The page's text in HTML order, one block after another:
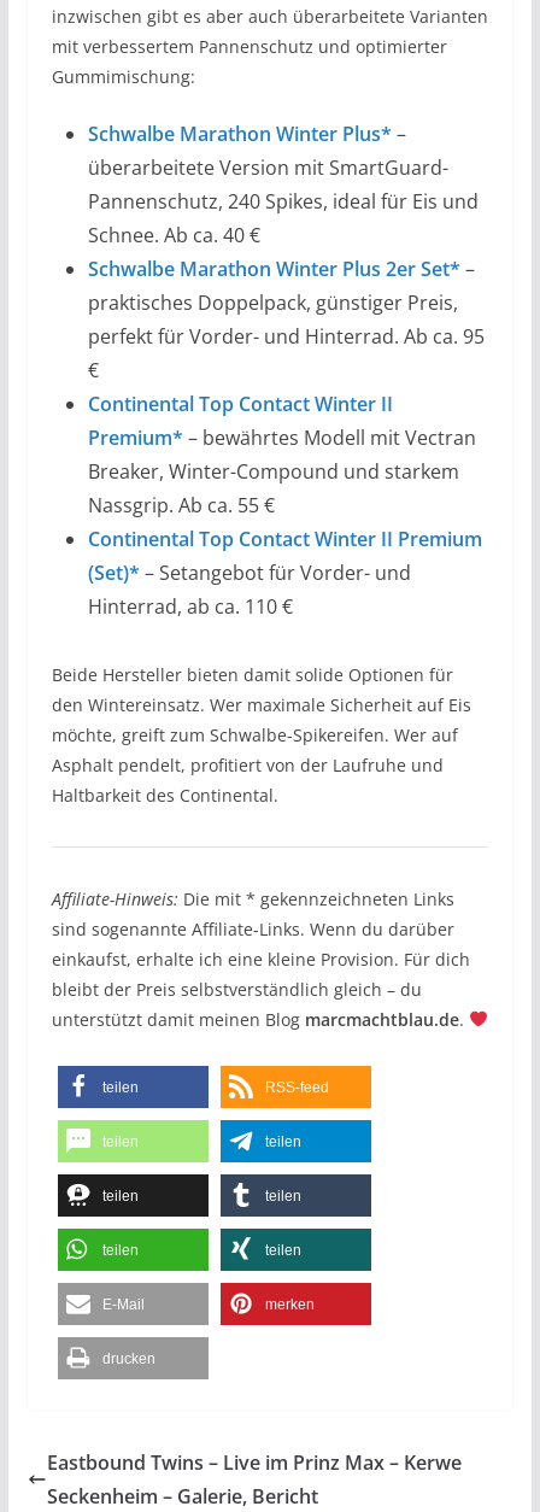
inzwischen gibt es aber auch überarbeitete Varianten
mit verbessertem Pannenschutz und optimierter
Gummimischung:
Schwalbe Marathon Winter Plus* –
überarbeitete Version mit SmartGuard-
Pannenschutz, 240 Spikes, ideal für Eis und
Schnee. Ab ca. 40 €
Schwalbe Marathon Winter Plus 2er Set* –
praktisches Doppelpack, günstiger Preis,
perfekt für Vorder- und Hinterrad. Ab ca. 95
€
Continental Top Contact Winter II
Premium* – bewährtes Modell mit Vectran
Breaker, Winter-Compound und starkem
Nassgrip. Ab ca. 55 €
Continental Top Contact Winter II Premium
(Set)* – Setangebot für Vorder- und
Hinterrad, ab ca. 110 €
Beide Hersteller bieten damit solide Optionen für
den Wintereinsatz. Wer maximale Sicherheit auf Eis
möchte, greift zum Schwalbe-Spikereifen. Wer auf
Asphalt pendelt, profitiert von der Laufruhe und
Haltbarkeit des Continental.
Affiliate-Hinweis: Die mit * gekennzeichneten Links
sind sogenannte Affiliate-Links. Wenn du darüber
einkaufst, erhalte ich eine kleine Provision. Für dich
bleibt der Preis selbstverständlich gleich – du
unterstützt damit meinen Blog marcmachtblau.de.
teilen RSS-feed
teilen teilen
teilen teilen
teilen teilen
E-Mail merken
drucken
Eastbound Twins – Live im Prinz Max – Kerwe
Seckenheim – Galerie, Bericht